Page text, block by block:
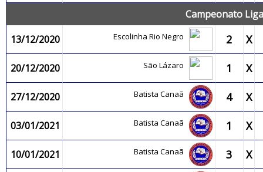
Campeonato
13/12/2020
Escolinha Rio Negro 2 X
20/12/2020 São Lázaro 1 X
27/12/2020 Batista Canaã 4 X
03/01/2021 Batista Canaã 1 X
10/01/2021 Batista Canaã 3 X